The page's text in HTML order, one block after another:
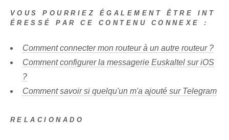
VOUS POURRIEZ ÉGALEMENT ÊTRE INT
ÉRESSÉ PAR CE CONTENU CONNEXE :
Comment connecter mon routeur à un autre routeur ?
Comment configurer la messagerie Euskaltel sur iOS
?
Comment savoir si quelqu'un m'a ajouté sur Telegram
RELACIONADO